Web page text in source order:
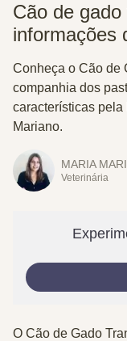
Cão de
informações
Conheça o Cão de
companhia dos
características pela
Mariano.
MARIA
Veterinária
O Cão de Gado